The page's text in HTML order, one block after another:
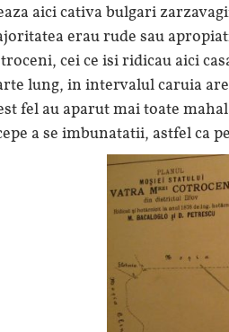
aici cativa bulgari
erau rude sau
cei ce isi ridicau aici
lung, in intervalul caruia
fel au aparut mai toate
a se imbunatatii, astfel ca